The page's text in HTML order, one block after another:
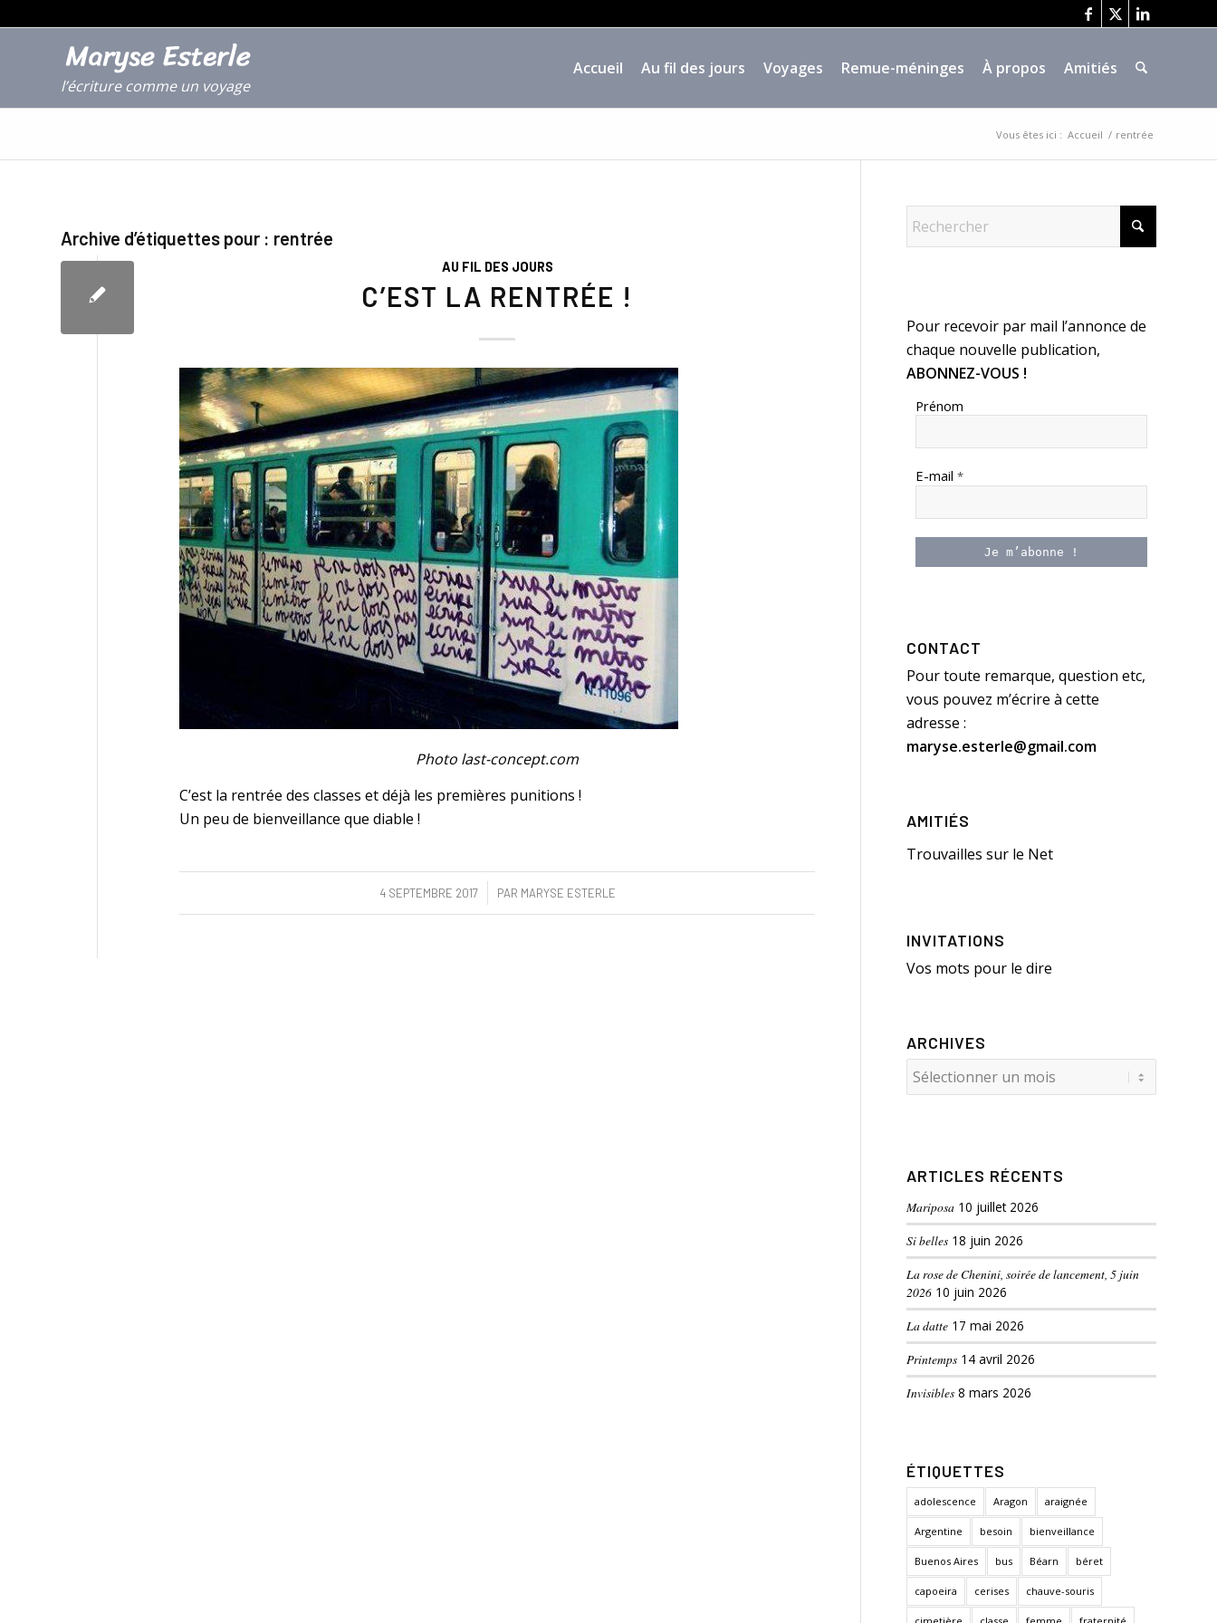
Accueil Au fil des jours Voyages Remue-méninges À propos
Amitiés
l’écriture comme un voyage
Vous êtes ici : Accueil / rentrée
Archive d’étiquettes pour : rentrée
AU FIL DES JOURS
C’EST LA RENTRÉE !
Photo last-concept.com
C’est la rentrée des classes et déjà les premières punitions !
Un peu de bienveillance que diable !
4 SEPTEMBRE 2017
/ PAR MARYSE ESTERLE
Pour recevoir par mail l’annonce de
chaque nouvelle publication,
ABONNEZ-VOUS !
Prénom
E-mail*
CONTACT
Pour toute remarque, question etc,
vous pouvez m’écrire à cette
adresse :
maryse.esterle@gmail.com
AMITIÉS
Trouvailles sur le Net
INVITATIONS
Vos mots pour le dire
ARCHIVES
ARTICLES RÉCENTS
Mariposa 10 juillet 2026
Si belles 18 juin 2026
La rose de Chenini, soirée de lancement, 5 juin
2026 10 juin 2026
La datte 17 mai 2026
Printemps 14 avril 2026
Invisibles 8 mars 2026
ÉTIQUETTES
adolescence Aragon araignée
Argentine besoin bienveillance
Buenos Aires bus Béarn béret
capoeira cerises chauve-souris